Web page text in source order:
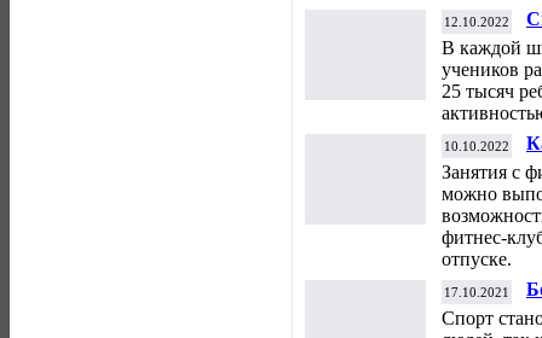
12.10.2022
В каждой
учеников
25 тысяч
10.10.2022
Занятия с
можно
фитнес-
отпуске.
17.10.2021
Спорт